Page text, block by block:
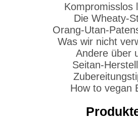
Kompromisslos
Die Wheaty-
Orang-Utan-
Was wir nicht
Andere über
Seitan-
How to vegan